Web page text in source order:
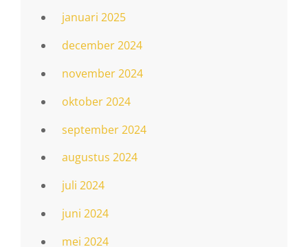
januari 2025
december 2024
november 2024
oktober 2024
september 2024
augustus 2024
juli 2024
juni 2024
mei 2024